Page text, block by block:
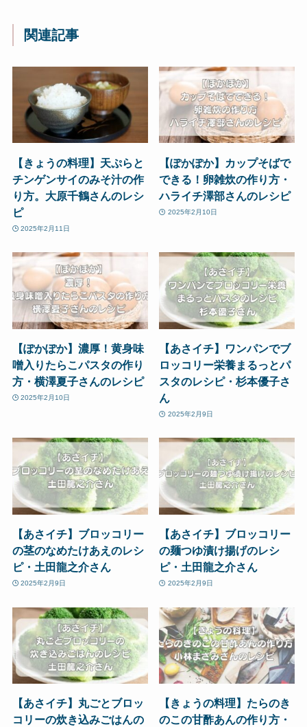
関連記事
【きょうの料理】天ぷらと
チンゲンサイのみそ汁の作
り方。大原千鶴さんのレシ
ピ
2025年2月11日
【ぽかぽか】カップそばで
できる！卵雑炊の作り方・
ハライチ澤部さんのレシピ
2025年2月10日
【ぽかぽか】濃厚！黄身味
噌入りたらこパスタの作り
方・横澤夏子さんのレシピ
2025年2月10日
【あさイチ】ワンパンでブ
ロッコリー栄養まるっとパ
スタのレシピ・杉本優子さ
ん
2025年2月9日
【あさイチ】ブロッコリー
の茎のなめたけあえのレシ
ピ・土田龍之介さん
2025年2月9日
【あさイチ】ブロッコリー
の麺つゆ漬け揚げのレシ
ピ・土田龍之介さん
2025年2月9日
【あさイチ】丸ごとブロッ
コリーの炊き込みごはんの
【きょうの料理】たらのき
のこの甘酢あんの作り方・